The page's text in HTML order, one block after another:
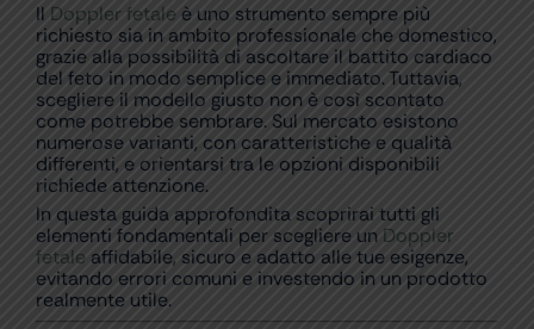
Il Doppler fetale è uno strumento sempre più
richiesto sia in ambito professionale che domestico,
grazie alla possibilità di ascoltare il battito cardiaco
del feto in modo semplice e immediato. Tuttavia,
scegliere il modello giusto non è così scontato
come potrebbe sembrare. Sul mercato esistono
numerose varianti, con caratteristiche e qualità
differenti, e orientarsi tra le opzioni disponibili
richiede attenzione.
In questa guida approfondita scoprirai tutti gli
elementi fondamentali per scegliere un Doppler
fetale affidabile, sicuro e adatto alle tue esigenze,
evitando errori comuni e investendo in un prodotto
realmente utile.